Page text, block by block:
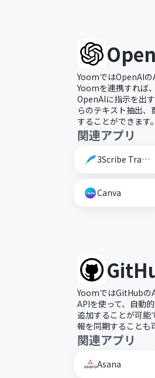
YoomではOpenAIの
Yoomを連携すれば
OpenAIに指示を出
らのテキスト抽出
することができます。
関連アプリ
3Scribe Transcription
Canva
YoomではGitHubの
APIを使って、自動
追加することが可
報を同期することも
関連アプリ
Asana